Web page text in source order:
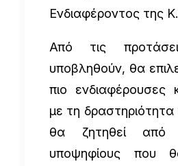
Ενδιαφέροντος της
Από τις
υποβληθούν, θα
πιο ενδιαφέρουσες
με τη
θα ζητηθεί από
υποψηφίους που